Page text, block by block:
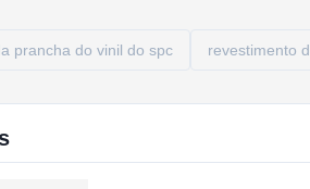
prancha do vinil do spc revestimento